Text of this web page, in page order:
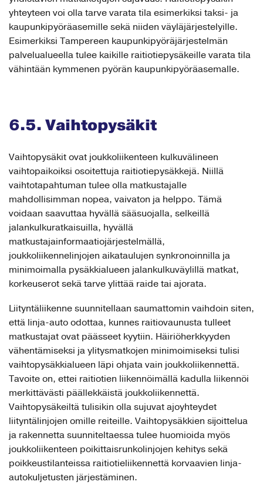
yhteyteen voi olla tarve varata tila esimerkiksi taksi- ja
kaupunkipyöräasemille sekä niiden väyläjärjestelyille.
Esimerkiksi Tampereen kaupunkipyöräjärjestelmän
palvelualueella tulee kaikille raitiotiepysäkeille varata tila
vähintään kymmenen pyörän kaupunkipyöräasemalle.
6.5. Vaihtopysäkit
Vaihtopysäkit ovat joukkoliikenteen kulkuvälineen
vaihtopaikoiksi osoitettuja raitiotiepysäkkejä. Niillä
vaihtotapahtuman tulee olla matkustajalle
mahdollisimman nopea, vaivaton ja helppo. Tämä
voidaan saavuttaa hyvällä sääsuojalla, selkeillä
jalankulkuratkaisuilla, hyvällä
matkustajainformaatiojärjestelmällä,
joukkoliikennelinjojen aikataulujen synkronoinnilla ja
minimoimalla pysäkkialueen jalankulkuväylillä matkat,
korkeuserot sekä tarve ylittää raide tai ajorata.
Liityntäliikenne suunnitellaan saumattomin vaihdoin siten,
että linja-auto odottaa, kunnes raitiovaunusta tulleet
matkustajat ovat päässeet kyytiin. Häiriöherkkyyden
vähentämiseksi ja ylitysmatkojen minimoimiseksi tulisi
vaihtopysäkkialueen läpi ohjata vain joukkoliikennettä.
Tavoite on, ettei raitiotien liikennöimällä kadulla liikennöi
merkittävästi päällekkäistä joukkoliikennettä.
Vaihtopysäkeiltä tulisikin olla sujuvat ajoyhteydet
liityntälinjojen omille reiteille. Vaihtopysäkkien sijoittelua
ja rakennetta suunniteltaessa tulee huomioida myös
joukkoliikenteen poikittaisrunkolinjojen kehitys sekä
poikkeustilanteissa raitiotieliikennettä korvaavien linja-
autokuljetusten järjestäminen.